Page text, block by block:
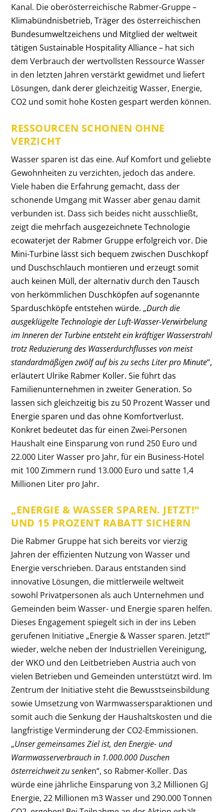
Kanal. Die oberösterreichische Rabmer-Gruppe–
Klimabündnisbetrieb, Träger des österreichischen
Bundesumweltzeichens und Mitglied der weltweit
tätigen Sustainable Hospitality Alliance – hat sich
dem Verbrauch der wertvollsten Ressource Wasser
in den letzten Jahren verstärkt gewidmet und liefert
Lösungen, dank derer gleichzeitig Wasser, Energie,
CO2 und somit hohe Kosten gespart werden können.
RESSOURCEN SCHONEN OHNE
VERZICHT
Wasser sparen ist das eine. Auf Komfort und geliebte
Gewohnheiten zu verzichten, jedoch das andere.
Viele haben die Erfahrung gemacht, dass der
schonende Umgang mit Wasser aber genau damit
verbunden ist. Dass sich beides nicht ausschließt,
zeigt die mehrfach ausgezeichnete Technologie
ecowaterjet der Rabmer Gruppe erfolgreich vor. Die
Mini-Turbine lässt sich bequem zwischen Duschkopf
und Duschschlauch montieren und erzeugt somit
auch keinen Müll, der alternativ durch den Tausch
von herkömmlichen Duschköpfen auf sogenannte
Sparduschköpfe entstehen würde. „Durch die
ausgeklügelte Technologie der Luft-Wasser-Verwirbelung
im Inneren der Turbine entsteht ein kräftiger Wasserstrahl
trotz Reduzierung des Wasserdurchflusses von meist
standardmäßigen zwölf auf bis zu sechs Liter pro Minute“,
erläutert Ulrike Rabmer Koller. Sie führt das
Familienunternehmen in zweiter Generation. So
lassen sich gleichzeitig bis zu 50 Prozent Wasser und
Energie sparen und das ohne Komfortverlust.
Konkret bedeutet das für einen Zwei-Personen
Haushalt eine Einsparung von rund 250 Euro und
22.000 Liter Wasser pro Jahr, für ein Business-Hotel
mit 100 Zimmern rund 13.000 Euro und satte 1,4
Millionen Liter pro Jahr.
„ENERGIE & WASSER SPAREN. JETZT!“
UND 15 PROZENT RABATT SICHERN
Die Rabmer Gruppe hat sich bereits vor vierzig
Jahren der effizienten Nutzung von Wasser und
Energie verschrieben. Daraus entstanden sind
innovative Lösungen, die mittlerweile weltweit
sowohl Privatpersonen als auch Unternehmen und
Gemeinden beim Wasser- und Energie sparen helfen.
Dieses Engagement spiegelt sich in der ins Leben
gerufenen Initiative „Energie & Wasser sparen. Jetzt!“
wieder, welche neben der Industriellen Vereinigung,
der WKO und den Leitbetrieben Austria auch von
vielen Betrieben und Gemeinden unterstützt wird. Im
Zentrum der Initiative steht die Bewusstseinsbildung
sowie Umsetzung von Warmwassersparaktionen und
somit auch die Senkung der Haushaltskosten und die
langfristige Verminderung der CO2-Emmissionen.
„Unser gemeinsames Ziel ist, den Energie- und
Warmwasserverbrauch in 1.000.000 Duschen
österreichweit zu senken“, so Rabmer-Koller. Das
würde eine jährliche Einsparung von 3,2 Millionen GJ
Energie, 22 Millionen m3Wasser und 290.000 Tonnen